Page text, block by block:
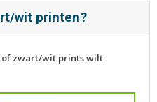
wit printen?
of zwart/wit prints wilt